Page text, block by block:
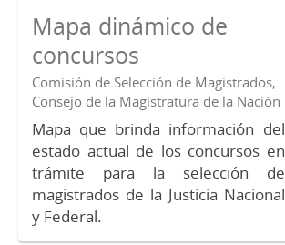
Mapa dinámico de
concursos
Comisión de Selección de Magistrados,
Consejo de la Magistratura de la Nación
Mapa que brinda información del
estado actual de los concursos en
trámite para la selección de
magistrados de la Justicia Nacional
y Federal.